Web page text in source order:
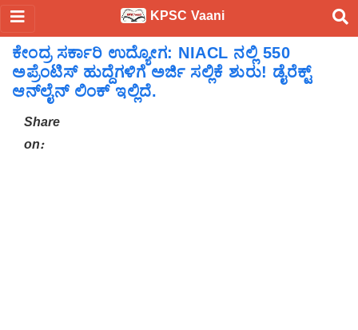
KPSC Vaani
ಕೇಂದ್ರ ಸರ್ಕಾರಿ ಉದ್ಯೋಗ: NIACL ನಲ್ಲಿ 550
ಅಪ್ರೆಂಟಿಸ್ ಹುದ್ದೆಗಳಿಗೆ ಅರ್ಜಿ ಸಲ್ಲಿಕೆ ಶುರು! ಡೈರೆಕ್ಟ್
ಆನ್‌ಲೈನ್ ಲಿಂಕ್ ಇಲ್ಲಿದೆ.
Share
on: